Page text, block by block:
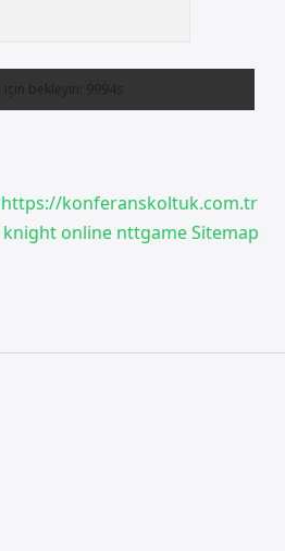
https://konferanskoltuk.com.tr
knight online nttgameSitemap